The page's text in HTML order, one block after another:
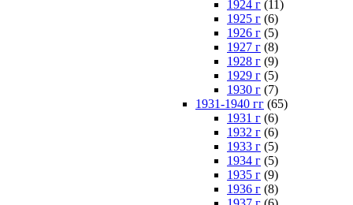
1924 г (11)
1925 г (6)
1926 г (5)
1927 г (8)
1928 г (9)
1929 г (5)
1930 г (7)
1931-1940 гг (65)
1931 г (6)
1932 г (6)
1933 г (5)
1934 г (5)
1935 г (9)
1936 г (8)